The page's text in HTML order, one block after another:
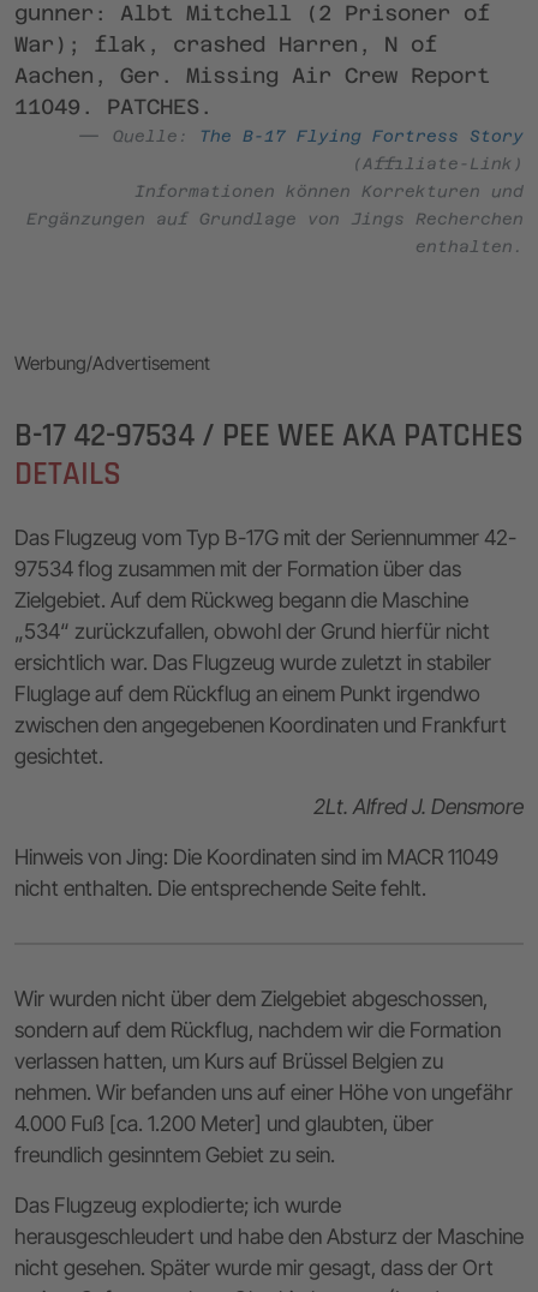
gunner: Albt Mitchell (2 Prisoner of
War); flak, crashed Harren, N of
Aachen, Ger. Missing Air Crew Report
11049. PATCHES.
Quelle:
The B-17 Flying Fortress Story
(Affiliate-Link)
Informationen können Korrekturen und
Ergänzungen auf Grundlage von Jings Recherchen
enthalten.
Werbung/Advertisement
B-17 42-97534 / PEE WEE AKA PATCHES
DETAILS
Das Flugzeug vom Typ B-17G mit der Seriennummer 42-
97534 flog zusammen mit der Formation über das
Zielgebiet. Auf dem Rückweg begann die Maschine
„534“ zurückzufallen, obwohl der Grund hierfür nicht
ersichtlich war. Das Flugzeug wurde zuletzt in stabiler
Fluglage auf dem Rückflug an einem Punkt irgendwo
zwischen den angegebenen Koordinaten und Frankfurt
gesichtet.
2Lt. Alfred J. Densmore
Hinweis von Jing: Die Koordinaten sind im MACR 11049
nicht enthalten. Die entsprechende Seite fehlt.
Wir wurden nicht über dem Zielgebiet abgeschossen,
sondern auf dem Rückflug, nachdem wir die Formation
verlassen hatten, um Kurs auf Brüssel Belgien zu
nehmen. Wir befanden uns auf einer Höhe von ungefähr
4.000 Fuß [ca. 1.200 Meter] und glaubten, über
freundlich gesinntem Gebiet zu sein.
Das Flugzeug explodierte; ich wurde
herausgeschleudert und habe den Absturz der Maschine
nicht gesehen. Später wurde mir gesagt, dass der Ort